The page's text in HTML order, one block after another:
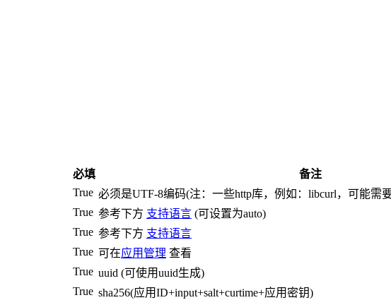
必填
备注
True 必须是UTF-8编码(注：一些http库，例如：libcurl，可能需
True 参考下方 支持语言 (可设置为auto)
True 参考下方 支持语言
True 可在应用管理 查看
True uuid (可使用uuid生成)
True sha256(应用ID+input+salt+curtime+应用密钥)